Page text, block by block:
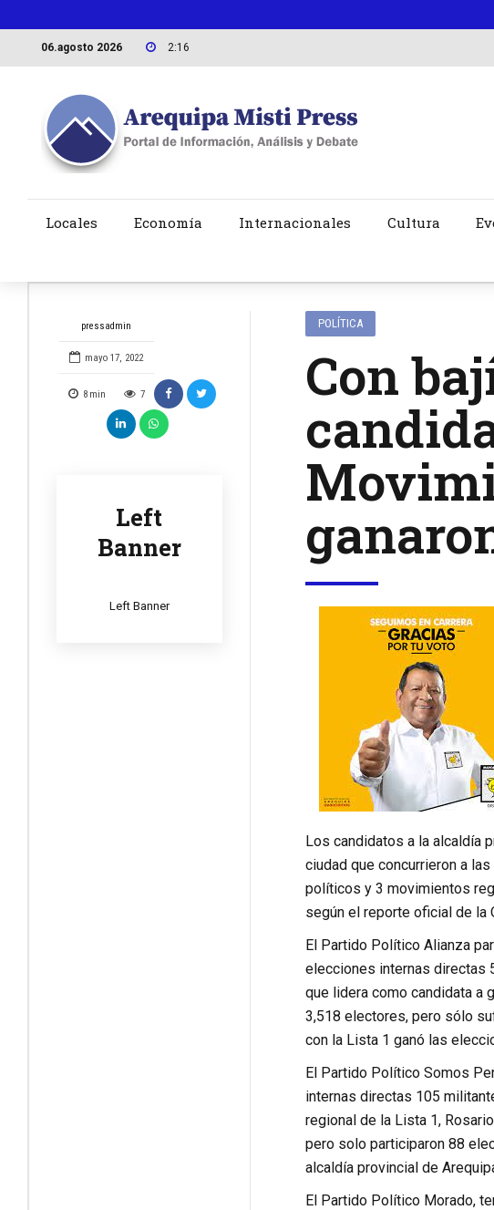
06.agosto 2026 2:16
Locales Economía Internacionales Cultura
pressadmin
mayo 17, 2022
8 min 7
Left
Banner
Left Banner
POLÍTICA
Con
Los candidatos a la alcaldía
ciudad que concurrieron a
políticos y 3 movimientos
según el reporte oficial de la
El Partido Político Alianza
elecciones internas directas
que lidera como candidata a
3,518 electores, pero sólo
con la Lista 1 ganó las
El Partido Político Somos
internas directas 105
regional de la Lista 1,
pero solo participaron 88
alcaldía provincial de
El Partido Político Morado,